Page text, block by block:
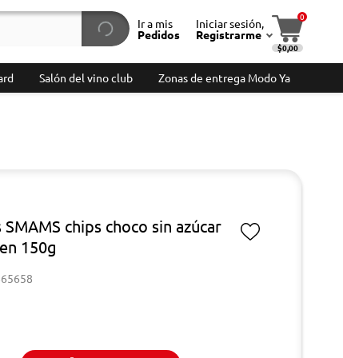
Ir a mis
Pedidos
Iniciar sesión,
Registrarme
0
$0,00
Salón del vino club Zonas de entrega Modo Ya
chips choco sin azúcar
150g